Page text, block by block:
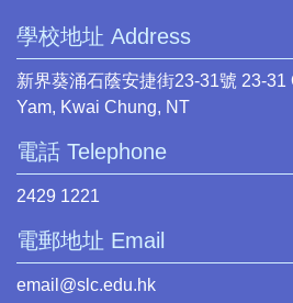
學校地址 Address
新界葵涌石蔭安捷街23-31號 23-31
Yam, Kwai Chung, NT
電話 Telephone
2429 1221
電郵地址 Email
email@slc.edu.hk